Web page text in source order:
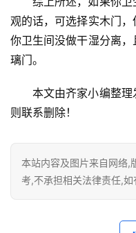
观的话，可选择实木门
你卫生间没做干湿分离
璃门。
本文由齐家小编整
则联系删除！
本站内容及图片来自网络,
考,不承担相关法律责任,